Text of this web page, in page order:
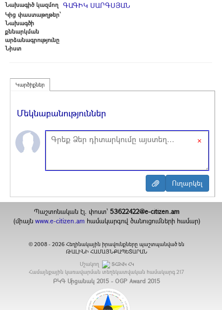
Նախագիծ կազմող ԳԱԳԻԿ ՍԱՐԳՍՅԱՆ
Կից փաստաթղթեր՝
Նախագծի
քննարկման
արձանագրությունը
Նիստ
Կարծիքներ
Մեկնաբանություններ
×
Պաշտոնական էլ. փոստ`53622422@e-citizen.am
(միայն www.e-citizen.am համակարգով ծանուցումների համար)
© 2008 -2026 Հեղինակային իրավունքները պաշտպանված են
ԹԱԼԻՆԻ ՀԱՄԱՅՆՔԱՊԵՏԱՐԱՆ
Մշակող
ՏՀԶՎԿ ՀԿ
Համայնքային կառավարման տեղեկատվական համակարգ 217
ԲԿԳ Մրցանակ 2015 - OGP Award 2015